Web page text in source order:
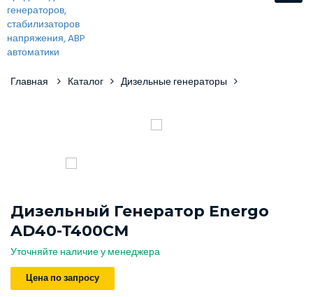
Главная Каталог Дизельные генераторы
Дизельный Генератор Energo
AD40-T400CM
Уточняйте наличие у менеджера
Цена по запросу